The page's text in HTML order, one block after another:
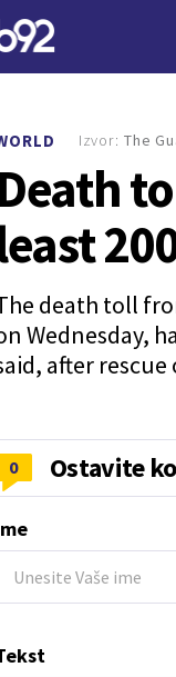
Death
death toll
Wednesday,
after
Izvor: The
0 Ostavite